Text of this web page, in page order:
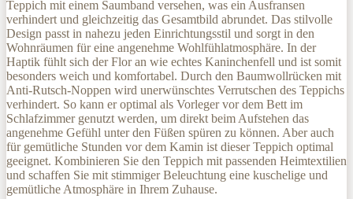
Teppich mit einem Saumband versehen, was ein Ausfransen
verhindert und gleichzeitig das Gesamtbild abrundet. Das stilvolle
Design passt in nahezu jeden Einrichtungsstil und sorgt in den
Wohnräumen für eine angenehme Wohlfühlatmosphäre. In der
Haptik fühlt sich der Flor an wie echtes Kaninchenfell und ist somit
besonders weich und komfortabel. Durch den Baumwollrücken mit
Anti-Rutsch-Noppen wird unerwünschtes Verrutschen des Teppichs
verhindert. So kann er optimal als Vorleger vor dem Bett im
Schlafzimmer genutzt werden, um direkt beim Aufstehen das
angenehme Gefühl unter den Füßen spüren zu können. Aber auch
für gemütliche Stunden vor dem Kamin ist dieser Teppich optimal
geeignet. Kombinieren Sie den Teppich mit passenden Heimtextilien
und schaffen Sie mit stimmiger Beleuchtung eine kuschelige und
gemütliche Atmosphäre in Ihrem Zuhause.